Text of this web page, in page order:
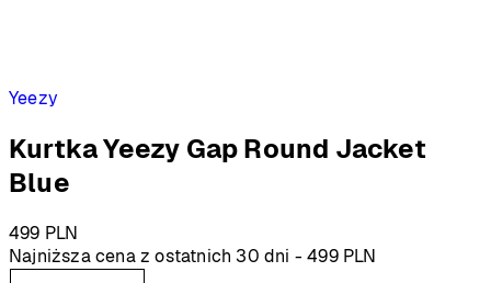
Yeezy
Kurtka Yeezy Gap Round Jacket
Blue
499 PLN
Najniższa cena z ostatnich 30 dni -499 PLN